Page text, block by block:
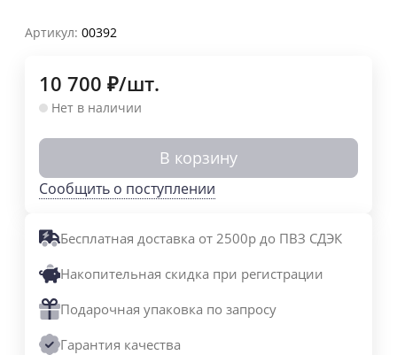
Артикул: 00392
10 700 ₽/шт.
Нет в наличии
В корзину
Сообщить о поступлении
Бесплатная доставка от 2500р до ПВЗ СДЭК
Накопительная скидка при регистрации
Подарочная упаковка по запросу
Гарантия качества